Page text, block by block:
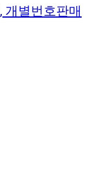
개별번호판매